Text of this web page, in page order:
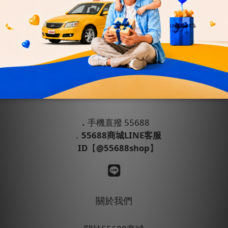
會員權益
運送政策
退換貨政策
條款與細則
隱私政策
． 手機直撥 55688
． 55688商城LINE客服
ID 【@55688shop】
關於我們